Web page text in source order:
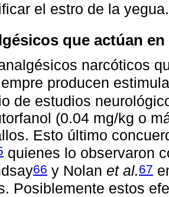
el estro de la yegua.
que actúan
narcóticos
producen
de estudios
(0.04 mg/kg o
Esto último
quienes lo observaron
66 y Nolan et al.67
Posiblemente estos